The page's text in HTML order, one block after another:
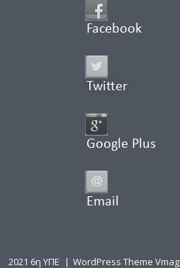
Facebook
Twitter
Google Plus
Email
2021 6η ΥΠΕ | WordPress Theme Vmag